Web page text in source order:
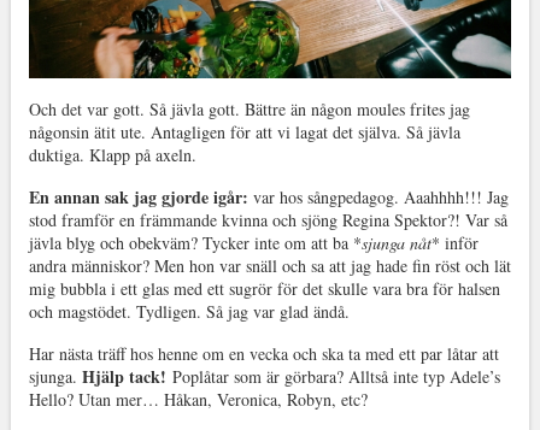
Och det var gott. Så jävla gott. Bättre än någon moules frites jag
någonsin ätit ute. Antagligen för att vi lagat det själva. Så jävla
duktiga. Klapp på axeln.
En annan sak jag gjorde igår: var hos sångpedagog. Aaahhhh!!! Jag
stod framför en främmande kvinna och sjöng Regina Spektor?! Var så
jävla blyg och obekväm? Tycker inte om att ba *sjunga nåt* inför
andra människor? Men hon var snäll och sa att jag hade fin röst och lät
mig bubbla i ett glas med ett sugrör för det skulle vara bra för halsen
och magstödet. Tydligen. Så jag var glad ändå.
Har nästa träff hos henne om en vecka och ska ta med ett par låtar att
sjunga. Hjälp tack! Poplåtar som är görbara? Alltså inte typ Adele’s
Hello? Utan mer… Håkan, Veronica, Robyn, etc?